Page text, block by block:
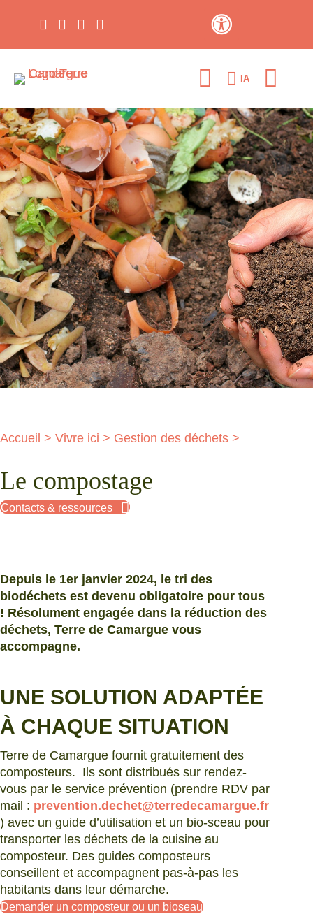
IA
Accueil > Vivre ici > Gestion des déchets >
Le compostage
Contacts & ressources
Depuis le 1er janvier 2024, le tri des
biodéchets est devenu obligatoire pour tous
! Résolument engagée dans la réduction des
déchets, Terre de Camargue vous
accompagne.
UNE SOLUTION ADAPTÉE
À CHAQUE SITUATION
Terre de Camargue fournit gratuitement des
composteurs. Ils sont distribués sur rendez-
vous par le service prévention (prendre RDV par
mail : prevention.dechet@terredecamargue.fr
) avec un guide d’utilisation et un bio-sceau pour
transporter les déchets de la cuisine au
composteur. Des guides composteurs
conseillent et accompagnent pas-à-pas les
habitants dans leur démarche.
Demander un composteur ou un bioseau